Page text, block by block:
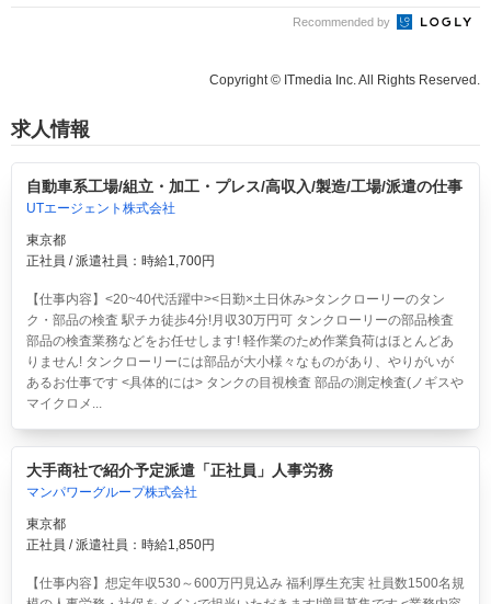
Recommended by
Copyright © ITmedia Inc. All Rights Reserved.
求人情報
自動車系工場/組立・加工・プレス/高収入/製造/工場/派遣の仕事
UTエージェント株式会社
東京都
正社員 / 派遣社員：時給1,700円
【仕事内容】<20~40代活躍中><日勤×土日休み>タンクローリーのタン
ク・部品の検査 駅チカ徒歩4分!月収30万円可 タンクローリーの部品検査
部品の検査業務などをお任せします! 軽作業のため作業負荷はほとんどあ
りません! タンクローリーには部品が大小様々なものがあり、やりがいが
あるお仕事です <具体的には> タンクの目視検査 部品の測定検査(ノギスや
マイクロメ...
大手商社で紹介予定派遣「正社員」人事労務
マンパワーグループ株式会社
東京都
正社員 / 派遣社員：時給1,850円
【仕事内容】想定年収530～600万円見込み 福利厚生充実 社員数1500名規